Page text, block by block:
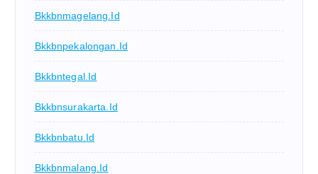
Bkkbnmagelang.id
Bkkbnpekalongan.id
Bkkbntegal.id
Bkkbnsurakarta.id
Bkkbnbatu.id
Bkkbnmalang.id